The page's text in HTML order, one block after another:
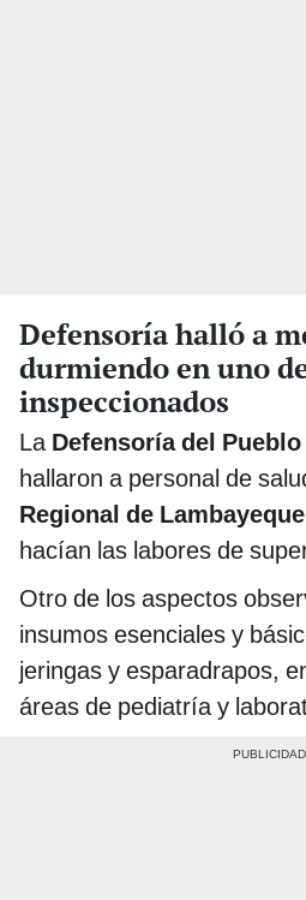
Defensoría halló a
durmiendo en uno
inspeccionados
La Defensoría del Pueblo
hallaron a personal de
Regional de Lambayeque
hacían las labores de
Otro de los aspectos
insumos esenciales y
jeringas y esparadrapos,
áreas de pediatría y